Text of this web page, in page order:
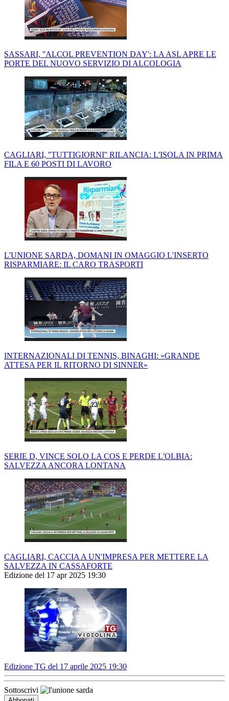
SASSARI, ''ALCOL PREVENTION DAY': LA ASL APRE LE
PORTE DEL NUOVO SERVIZIO DI ALCOLOGIA
CAGLIARI, ''TUTTIGIORNI'' RILANCIA: L'ISOLA IN PRIMA
FILA E 60 POSTI DI LAVORO
L'UNIONE SARDA, DOMANI IN OMAGGIO L'INSERTO
RISPARMIARE: IL CARO TRASPORTI
INTERNAZIONALI DI TENNIS, BINAGHI: «GRANDE
ATTESA PER IL RITORNO DI SINNER»
SERIE D, VINCE SOLO LA COS E PERDE L'OLBIA:
SALVEZZA ANCORA LONTANA
CAGLIARI, CACCIA A UN'IMPRESA PER METTERE LA
SALVEZZA IN CASSAFORTE
Edizione del 17 apr 2025 19:30
Edizione TG del 17 aprile 2025 19:30
Sottoscrivi